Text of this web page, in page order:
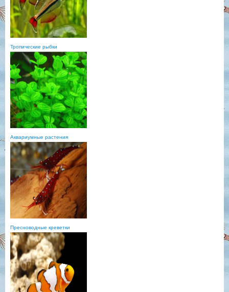
Тропические рыбки
Аквариумные растения
Пресноводные креветки